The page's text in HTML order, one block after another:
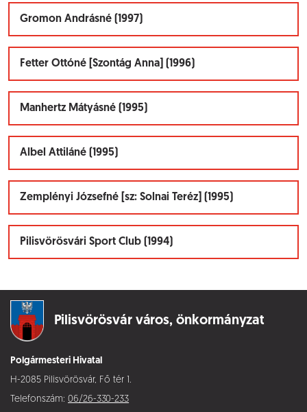
Gromon Andrásné (1997)
Fetter Ottóné [Szontág Anna] (1996)
Manhertz Mátyásné (1995)
Albel Attiláné (1995)
Zemplényi Józsefné [sz: Solnai Teréz] (1995)
Pilisvörösvári Sport Club (1994)
Pilisvörösvár város, önkormányzat
Polgármesteri Hivatal
H-2085 Pilisvörösvár, Fő tér 1.
Telefonszám: 06/26-330-233